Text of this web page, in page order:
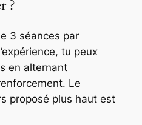
?
3 séances par
tu peux
en alternant
Le
proposé plus haut est